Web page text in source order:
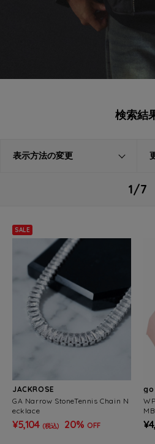
検索結
表示方法の変更
1/7
SALE
JACKROSE
GA Narrow StoneTennis Chain N
ecklace
¥5,104 (税込) 20% OFF
go